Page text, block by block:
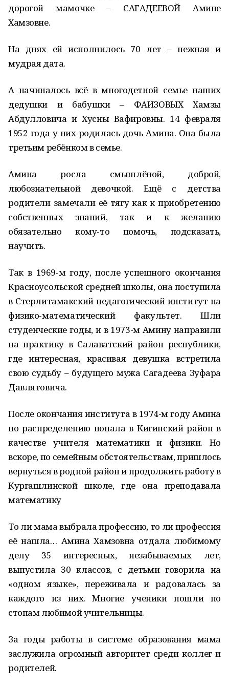
дорогой мамочке – САГАДЕЕВОЙ Амине
Хамзовне.
На днях ей исполнилось 70 лет – нежная и
мудрая дата.
А начиналось всё в многодетной семье наших
дедушки и бабушки – ФАИЗОВЫХ Хамзы
Абдулловича и Хусны Вафировны. 14 февраля
1952 года у них родилась дочь Амина. Она была
третьим ребёнком в семье.
Амина росла смышлёной, доброй,
любознательной девочкой. Ещё с детства
родители замечали её тягу как к приобретению
собственных знаний, так и к желанию
обязательно кому-то помочь, подсказать,
научить.
Так в 1969-м году, после успешного окончания
Красноусольской средней школы, она поступила
в Стерлитамакский педагогический институт на
физико-математический факультет. Шли
студенческие годы, и в 1973-м Амину направили
на практику в Салаватский район республики,
где интересная, красивая девушка встретила
свою судьбу – будущего мужа Сагадеева Зуфара
Давлятовича.
После окончания института в 1974-м году Амина
по распределению попала в Кигинский район в
качестве учителя математики и физики. Но
вскоре, по семейным обстоятельствам, пришлось
вернуться в родной район и продолжить работу в
Кургашлинской школе, где она преподавала
математику
То ли мама выбрала профессию, то ли профессия
её нашла… Амина Хамзовна отдала любимому
делу 35 интересных, незабываемых лет,
выпустила 30 классов, с детьми говорила на
«одном языке», переживала и радовалась за
каждого из них. Многие ученики пошли по
стопам любимой учительницы.
За годы работы в системе образования мама
заслужила огромный авторитет среди коллег и
родителей.